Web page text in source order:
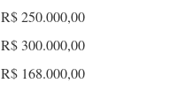
R$ 250.000,00
R$ 300.000,00
R$ 168.000,00